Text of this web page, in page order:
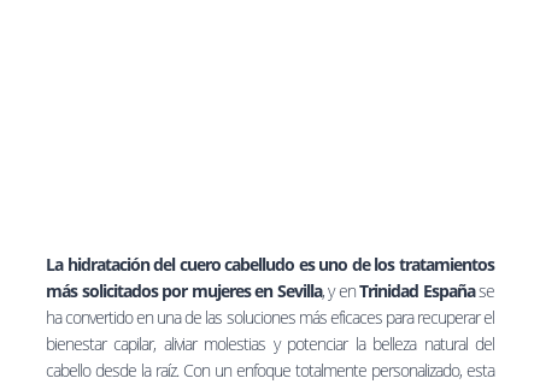
La hidratación del cuero cabelludo es uno de los tratamientos
más solicitados por mujeres en Sevilla, y enTrinidad Españase
ha convertido en una de las soluciones más eficaces para recuperar el
bienestar capilar, aliviar molestias y potenciar la belleza natural del
cabello desde la raíz. Con un enfoque totalmente personalizado, esta